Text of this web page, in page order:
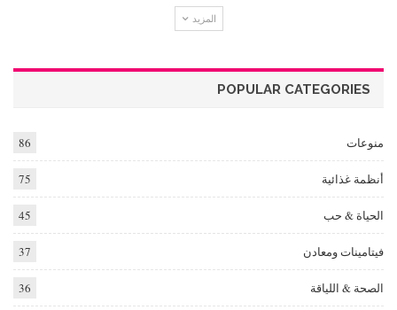
المزيد
POPULAR CATEGORIES
منوعات 86
أنظمة غذائية 75
الحياة & حب 45
فيتامينات ومعادن 37
الصحة & اللياقة 36